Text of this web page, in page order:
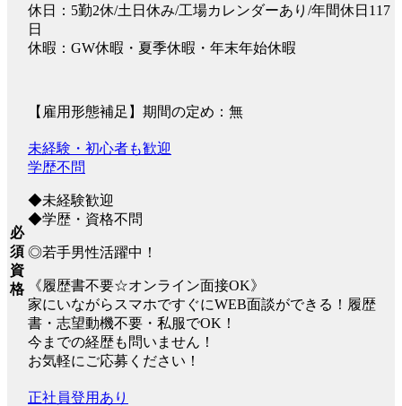
休日：5勤2休/土日休み/工場カレンダーあり/年間休日117
日
休暇：GW休暇・夏季休暇・年末年始休暇
【雇用形態補足】期間の定め：無
必
須
資
格
未経験・初心者も歓迎
学歴不問
◆未経験歓迎
◆学歴・資格不問
◎若手男性活躍中！
《履歴書不要☆オンライン面接OK》
家にいながらスマホですぐにWEB面談ができる！履歴
書・志望動機不要・私服でOK！
今までの経歴も問いません！
お気軽にご応募ください！
正社員登用あり